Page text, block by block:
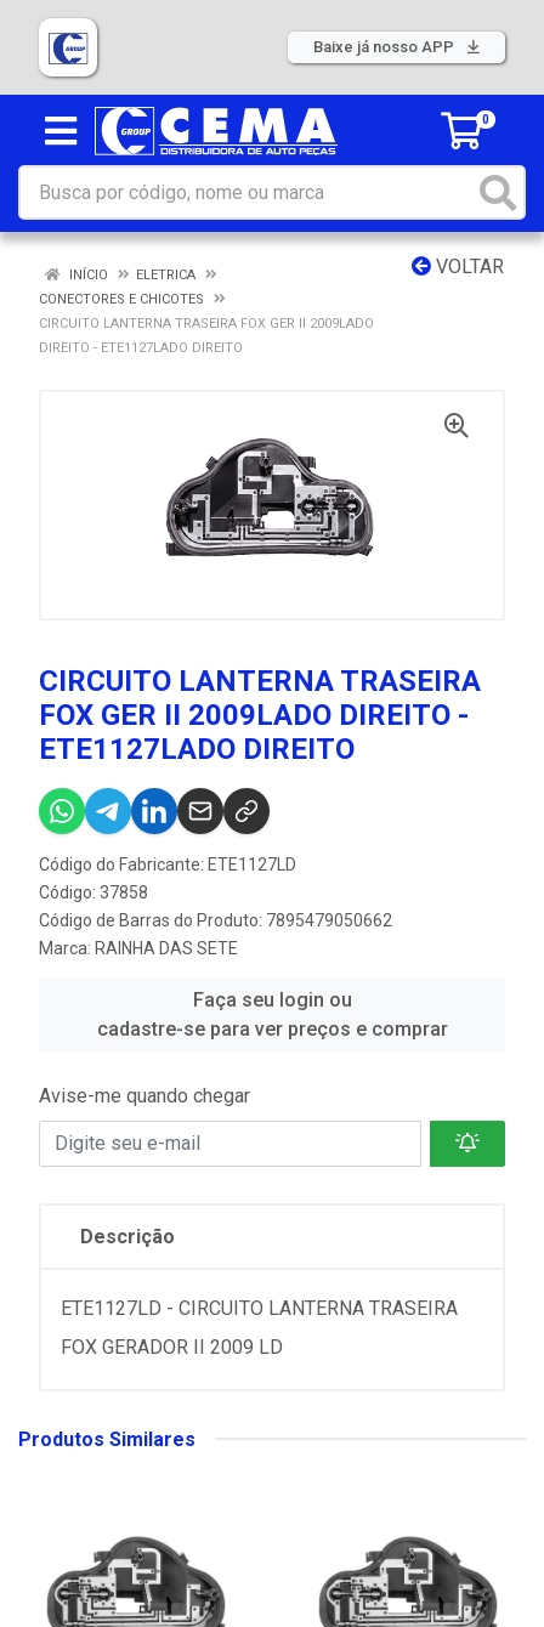
Baixe já nosso APP
0
VOLTAR
INÍCIO
ELETRICA
CONECTORES E CHICOTES
CIRCUITO LANTERNA TRASEIRA FOX GER II 2009LADO
DIREITO - ETE1127LADO DIREITO
CIRCUITO LANTERNA TRASEIRA
FOX GER II 2009LADO DIREITO -
ETE1127LADO DIREITO
Código do Fabricante: ETE1127LD
Código: 37858
Código de Barras do Produto: 7895479050662
Marca: RAINHA DAS SETE
Faça seu login ou
cadastre-se para ver preços e comprar
Avise-me quando chegar
Descrição
ETE1127LD - CIRCUITO LANTERNA TRASEIRA
FOX GERADOR II 2009 LD
Produtos Similares